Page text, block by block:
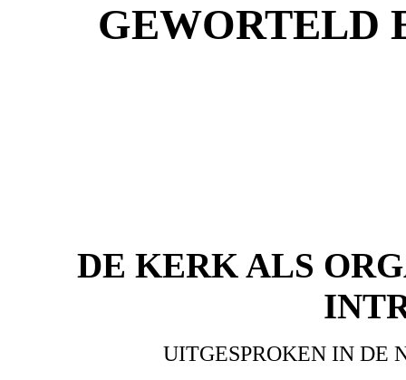
GEWORTELD
DE KERK ALS
UITGESPROKEN IN DE